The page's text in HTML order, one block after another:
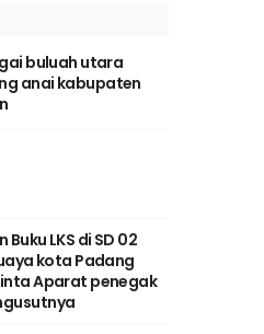
buluah utara
anai kabupaten
LKS di SD 02
kota Padang
Aparat penegak